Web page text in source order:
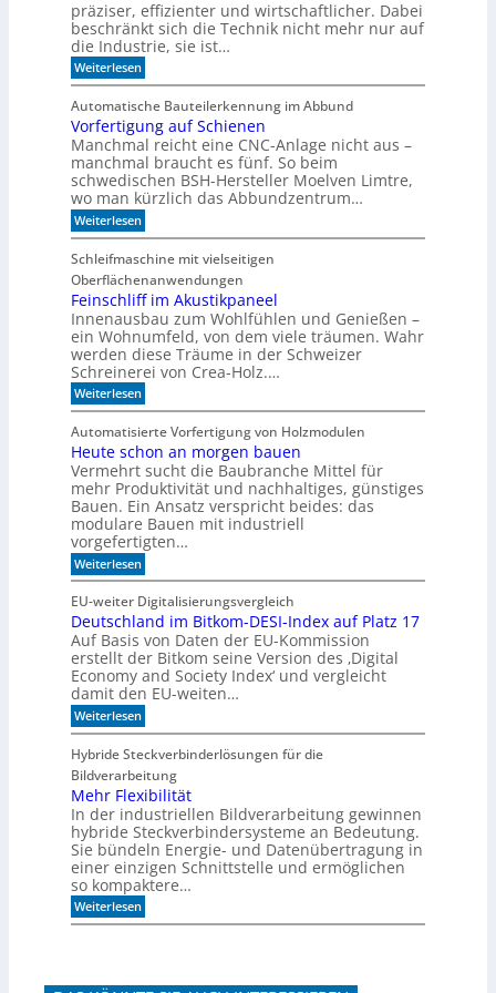
n
s
o
r
e
n
ü
c
h
e
r
r
e
a
l
t
d
e
r
S
e
r
i
e
präziser, effizienter und wirtschaftlicher. Dabei
beschränkt sich die Technik nicht mehr nur auf
die Industrie, sie ist…
Weiterlesen:
W
a
n
n
l
o
h
n
t
s
i
h
C
N
C
-
T
e
c
h
n
k
?
Automatische Bauteilerkennung im Abbund
Vorfertigung auf Schienen
Manchmal reicht eine CNC-Anlage nicht aus –
manchmal braucht es fünf. So beim
schwedischen BSH-Hersteller Moelven Limtre,
wo man kürzlich das Abbundzentrum…
Weiterlesen:
V
r
f
e
r
t
i
g
u
g
u
f
S
c
h
i
e
n
n
Schleifmaschine mit vielseitigen
Oberflächenanwendungen
Feinschliff im Akustikpaneel
Innenausbau zum Wohlfühlen und Genießen –
ein Wohnumfeld, von dem viele träumen. Wahr
werden diese Träume in der Schweizer
Schreinerei von Crea-Holz.…
Weiterlesen:
F
i
n
s
c
h
l
i
f
f
i
m
A
k
u
s
t
i
k
p
a
n
e
e
l
Automatisierte Vorfertigung von Holzmodulen
Heute schon an morgen bauen
Vermehrt sucht die Baubranche Mittel für
mehr Produktivität und nachhaltiges, günstiges
Bauen. Ein Ansatz verspricht beides: das
modulare Bauen mit industriell
vorgefertigten…
Weiterlesen:
H
e
u
t
e
s
c
h
o
n
a
m
o
r
g
e
n
b
a
u
e
n
EU-weiter Digitalisierungsvergleich
Deutschland im Bitkom-DESI-Index auf Platz 17
Auf Basis von Daten der EU-Kommission
erstellt der Bitkom seine Version des ‚Digital
Economy and Society Index‘ und vergleicht
damit den EU-weiten…
Weiterlesen:
D
u
t
s
c
h
l
a
n
d
i
m
Hybride Steckverbinderlösungen für die
Bildverarbeitung
Mehr Flexibilität
In der industriellen Bildverarbeitung gewinnen
hybride Steckverbindersysteme an Bedeutung.
Sie bündeln Energie- und Datenübertragung in
einer einzigen Schnittstelle und ermöglichen
so kompaktere…
Weiterlesen:
M
F